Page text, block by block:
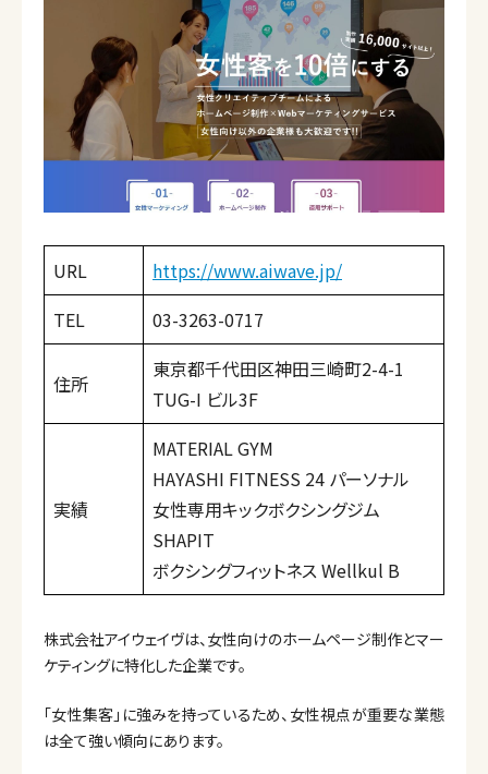
URL
https://www.aiwave.jp/
TEL
03-3263-0717
住所
東京都千代田区神田三崎町2-4-1
TUG-I ビル3F
実績
MATERIAL GYM
HAYASHI FITNESS 24 パーソナル
女性専用キックボクシングジム
SHAPIT
ボクシングフィットネス Wellkul B
株式会社アイウェイヴは、女性向けのホームページ制作とマー
ケティングに特化した企業です。
「女性集客」に強みを持っているため、女性視点が重要な業態
は全て強い傾向にあります。